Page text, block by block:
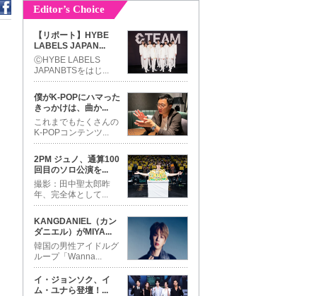
Editor’s Choice
【リポート】HYBE
LABELS JAPAN...
ⒸHYBE LABELS
JAPANBTSをはじ ...
僕がK-POPにハマった
きっかけは、曲か...
これまでもたくさんの
K-POPコンテンツ...
2PM ジュノ、通算100
回目のソロ公演を...
撮影：田中聖太郎昨
年、完全体として...
KANGDANIEL（カン
ダニエル）がMIYA...
韓国の男性アイドルグ
ループ「Wanna...
イ・ジョンソク、イ
ム・ユナら登壇！ ...